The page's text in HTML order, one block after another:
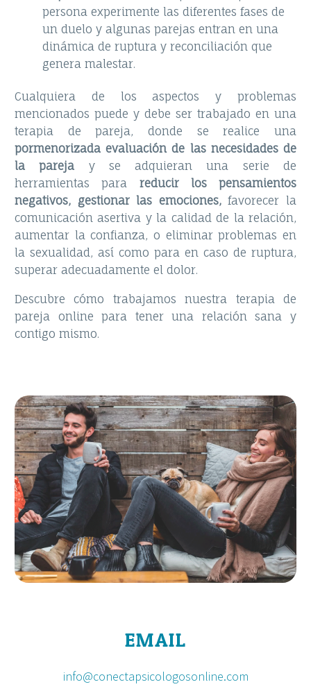
persona experimente las diferentes fases de
un duelo y algunas parejas entran en una
dinámica de ruptura y reconciliación que
genera malestar.
Cualquiera de los aspectos y problemas
mencionados puede y debe ser trabajado en una
terapia de pareja, donde se realice una
pormenorizada evaluación de las necesidades de
la pareja y se adquieran una serie de
herramientas para reducir los pensamientos
negativos, gestionar las emociones,favorecer la
comunicación asertiva y la calidad de la relación,
aumentar la confianza, o eliminar problemas en
la sexualidad, así como para en caso de ruptura,
superar adecuadamente el dolor.
Descubre cómo trabajamos nuestra terapia de
pareja online para tener una relación sana y
contigo mismo.
EMAIL
info@conectapsicologosonline.com